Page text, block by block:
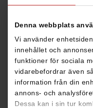
Denna webbplats
Vi använder
innehållet och
funktioner för sociala
vidarebefordrar även
information från din
annons- och
Dessa kan i sin tur
2935 Ängelund | Klassiskt